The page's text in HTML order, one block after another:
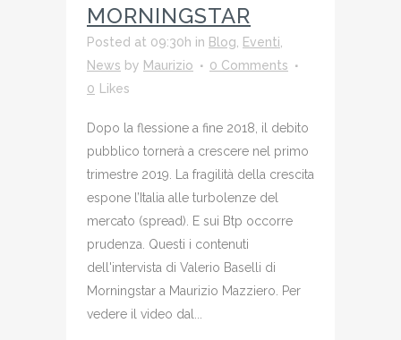
MORNINGSTAR
Posted at 09:30h in Blog Eventi
News by Maurizio
0 Comments
0 Likes
Dopo la flessione a fine 2018, il debito
pubblico tornerà a crescere nel primo
trimestre 2019. La fragilità della crescita
espone l’Italia alle turbolenze del
mercato (spread). E sui Btp occorre
prudenza. Questi i contenuti
dell'intervista di Valerio Baselli di
Morningstar a Maurizio Mazziero. Per
vedere il video dal...